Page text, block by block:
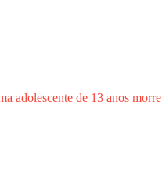
adolescente de 13 anos